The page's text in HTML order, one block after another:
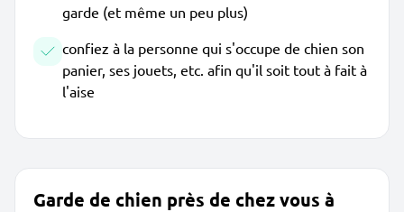
garde (et même un peu plus)
confiez à la personne qui s'occupe de chien son
panier, ses jouets, etc. afin qu'il soit tout à fait à
l'aise
Garde de chien près de chez vous à